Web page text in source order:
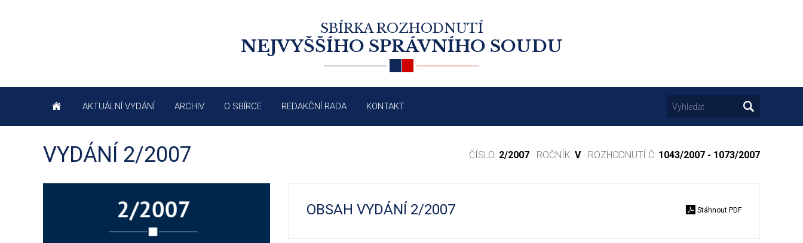
SBÍRKA ROZHODNUTÍ
NEJVYŠŠÍHO SPRÁVNÍHO SOUDU
AKTUÁLNÍ VYDÁNÍ ARCHIV O SBÍRCE REDAKČNÍ RADA KONTAKT
VYDÁNÍ 2/2007 ČÍSLO: 2/2007 · ROČNÍK: V· ROZHODNUTÍ Č: 1043/2007 - 1073/2007
OBSAH VYDÁNÍ 2/2007 Stáhnout PDF